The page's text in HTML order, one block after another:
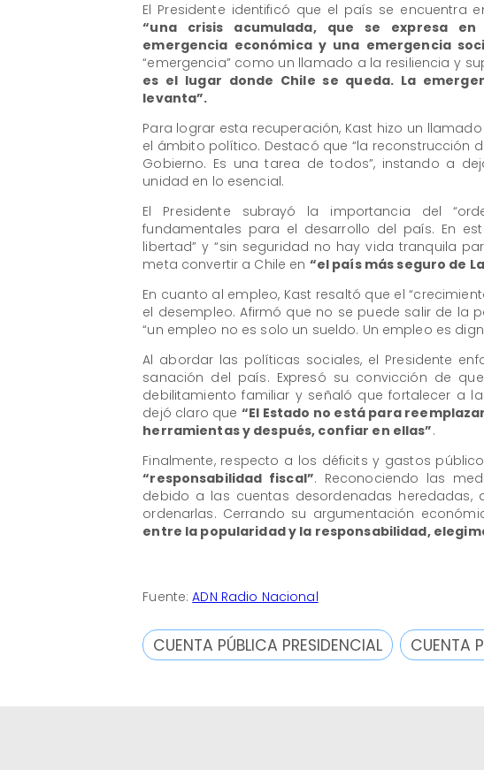
El Presidente identificó que el país se encuentra
“una crisis acumulada, que se expresa
emergencia económica y una emergencia
“emergencia” como un llamado a la resiliencia y
es el lugar donde Chile se queda. La
levanta”.
Para lograr esta recuperación, Kast hizo un
el ámbito político. Destacó que “la reconstrucción
Gobierno. Es una tarea de todos”, instando a
unidad en lo esencial.
El Presidente subrayó la importancia del
fundamentales para el desarrollo del país. En
libertad” y “sin seguridad no hay vida tranquila
meta convertir a Chile en “el país más seguro de
En cuanto al empleo, Kast resaltó que el
el desempleo. Afirmó que no se puede salir de la
“un empleo no es solo un sueldo. Un empleo es
Al abordar las políticas sociales, el Presidente
sanación del país. Expresó su convicción de
debilitamiento familiar y señaló que fortalecer a
dejó claro que “El Estado no está para
herramientas y después, confiar en ellas”.
Finalmente, respecto a los déficits y gastos
“responsabilidad fiscal”. Reconociendo las
debido a las cuentas desordenadas
ordenarlas. Cerrando su argumentación
entre la popularidad y la responsabilidad,
Fuente:ADN Radio Nacional
CUENTA PÚBLICA PRESIDENCIAL CUENTA